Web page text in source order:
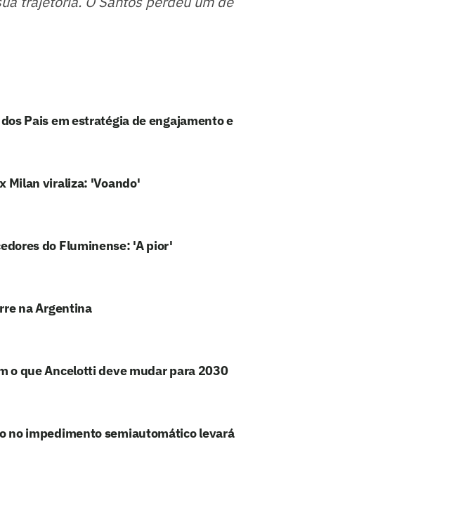
Pais em estratégia de engajamento e
Milan viraliza: 'Voando'
do Fluminense: 'A pior'
na Argentina
o que Ancelotti deve mudar para 2030
no impedimento semiautomático levará